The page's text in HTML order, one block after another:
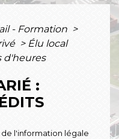
- Formation >
> Élu local
d'heures
:
de l'information légale